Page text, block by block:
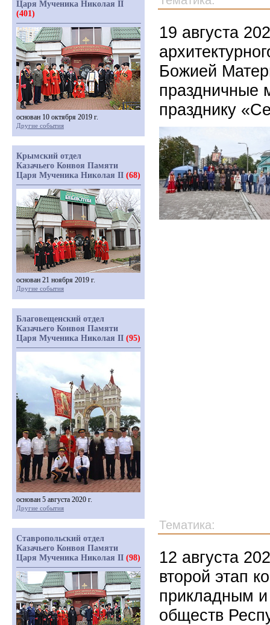
19 августа
Божией
праздничные
празднику
Тематика:
12 августа
второй этап
прикладным и
обществ
Царя Мученика Николая II
(401)
основан 10 октября 2019 г.
Другие события
Крымский отдел
Казачьего Конвоя Памяти
Царя Мученика Николая II (68)
основан 21 ноября 2019 г.
Другие события
Благовещенский отдел
Казачьего Конвоя Памяти
Царя Мученика Николая II (95)
основан 5 августа 2020 г.
Другие события
Ставропольский отдел
Казачьего Конвоя Памяти
Царя Мученика Николая II (98)